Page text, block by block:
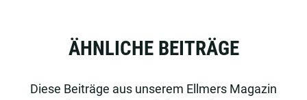
ÄHNLICHE BEITRÄGE
Diese Beiträge aus unserem Ellmers Magazin